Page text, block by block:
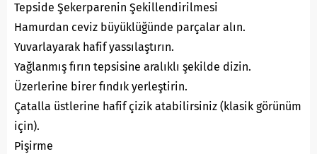
Tepside Şekerparenin Şekillendirilmesi
Hamurdan ceviz büyüklüğünde parçalar alın.
Yuvarlayarak hafif yassılaştırın.
Yağlanmış fırın tepsisine aralıklı şekilde dizin.
Üzerlerine birer fındık yerleştirin.
Çatalla üstlerine hafif çizik atabilirsiniz (klasik görünüm
için).
Pişirme